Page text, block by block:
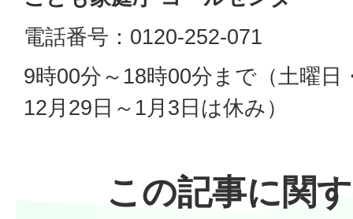
電話番号：0120-252-071
9時00分～18時00分まで（土曜日
12月29日～1月3日は休み）
この記事に関